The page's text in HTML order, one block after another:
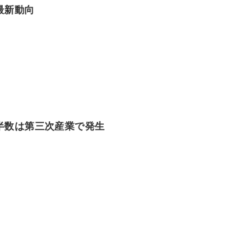
新動向
数は第三次産業で発生